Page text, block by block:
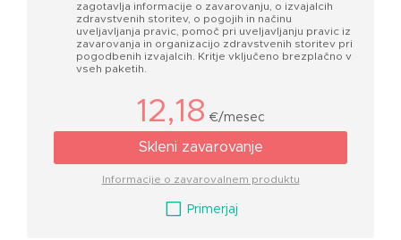
zagotavlja informacije o zavarovanju, o izvajalcih
zdravstvenih storitev, o pogojih in načinu
uveljavljanja pravic, pomoč pri uveljavljanju pravic iz
zavarovanja in organizacijo zdravstvenih storitev pri
pogodbenih izvajalcih. Kritje vključeno brezplačno v
vseh paketih.
12,18 €/mesec
Skleni zavarovanje
Informacije o zavarovalnem produktu
V Primerjaj